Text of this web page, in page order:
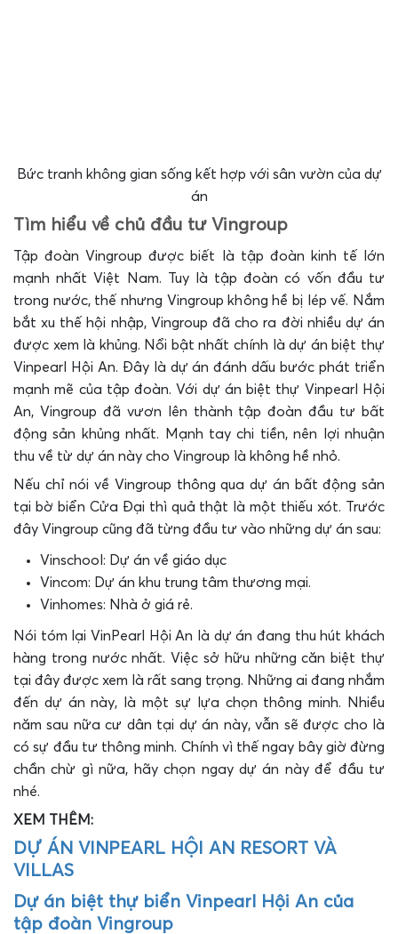
Bức tranh không gian sống kết hợp với sân vườn của dự
án
Tìm hiểu về chủ đầu tư Vingroup
Tập đoàn Vingroup được biết là tập đoàn kinh tế lớn
mạnh nhất Việt Nam. Tuy là tập đoàn có vốn đầu tư
trong nước, thế nhưng Vingroup không hề bị lép vế. Nắm
bắt xu thế hội nhập, Vingroup đã cho ra đời nhiều dự án
được xem là khủng. Nổi bật nhất chính là dự án biệt thự
Vinpearl Hội An. Đây là dự án đánh dấu bước phát triển
mạnh mẽ của tập đoàn. Với dự án biệt thự Vinpearl Hội
An, Vingroup đã vươn lên thành tập đoàn đầu tư bất
động sản khủng nhất. Mạnh tay chi tiền, nên lợi nhuận
thu về từ dự án này cho Vingroup là không hề nhỏ.
Nếu chỉ nói về Vingroup thông qua dự án bất động sản
tại bờ biển Cửa Đại thì quả thật là một thiếu xót. Trước
đây Vingroup cũng đã từng đầu tư vào những dự án sau:
Vinschool: Dự án về giáo dục
Vincom: Dự án khu trung tâm thương mại.
Vinhomes: Nhà ở giá rẻ.
Nói tóm lại VinPearl Hội An là dự án đang thu hút khách
hàng trong nước nhất. Việc sở hữu những căn biệt thự
tại đây được xem là rất sang trọng. Những ai đang nhắm
đến dự án này, là một sự lựa chọn thông minh. Nhiều
năm sau nữa cư dân tại dự án này, vẫn sẽ được cho là
có sự đầu tư thông minh. Chính vì thế ngay bây giờ đừng
chần chừ gì nữa, hãy chọn ngay dự án này để đầu tư
nhé.
XEM THÊM:
DỰ ÁN VINPEARL HỘI AN RESORT VÀ
VILLAS
Dự án biệt thự biển Vinpearl Hội An của
tập đoàn Vingroup